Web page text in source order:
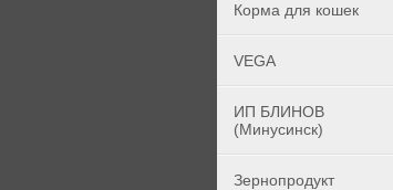
Корма для кошек
VEGA
ИП БЛИНОВ
(Минусинск)
Зернопродукт